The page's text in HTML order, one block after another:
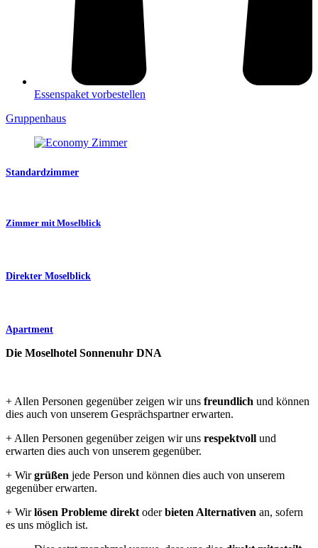
Essenspaket vorbestellen
Gruppenhaus
Standardzimmer
Zimmer mit Moselblick
Direkter Moselblick
Apartment
Die Moselhotel Sonnenuhr DNA
+ Allen Personen gegenüber zeigen wir uns freundlich und können
dies auch von unserem Gesprächspartner erwarten.
+ Allen Personen gegenüber zeigen wir uns respektvoll und
erwarten dies auch von unserem gegenüber.
+ Wirgrüßen jede Person und können dies auch von unserem
gegenüber erwarten.
+ Wirlösen Probleme direkt oderbieten Alternativen an, sofern
es uns möglich ist.